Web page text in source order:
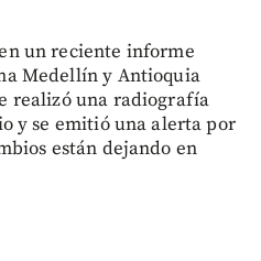
un reciente informe
Medellín y Antioquia
realizó una radiografía
y se emitió una alerta por
están dejando en